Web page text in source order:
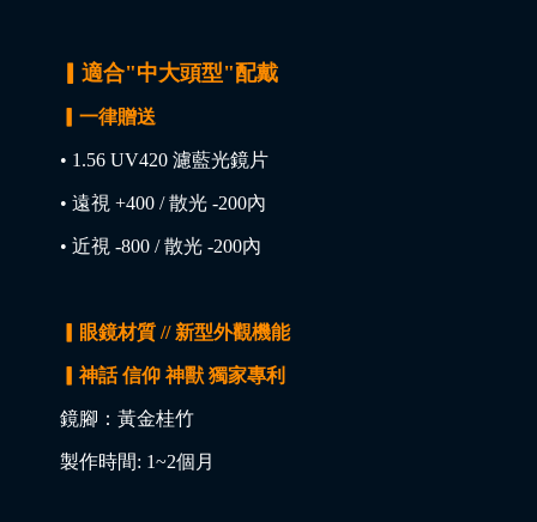
▎適合"中大頭型"配戴
▎一律贈送
• 1.56 UV420 濾藍光鏡片
• 遠視 +400 / 散光 -200內
• 近視 -800 / 散光 -200內
▎眼鏡材質 // 新型外觀機能
▎神話 信仰 神獸 獨家專利
鏡腳：黃金桂竹
製作時間: 1~2個月